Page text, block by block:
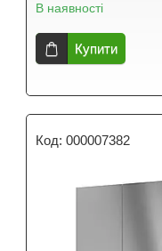
В наявності
Купити
000007382